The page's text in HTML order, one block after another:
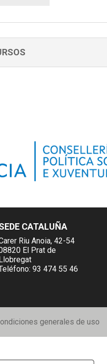
CATALUÑA
Riu Anoia, 42-54
El Prat de
Llobregat
93 474 55 46
generales de uso